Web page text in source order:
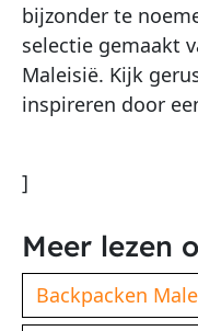
bijzonder te
selectie gemaakt
Maleisië. Kijk
inspireren door
]
Meer lezen
Backpacken